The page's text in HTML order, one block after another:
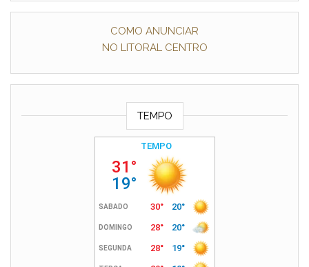
COMO ANUNCIAR
NO LITORAL CENTRO
TEMPO